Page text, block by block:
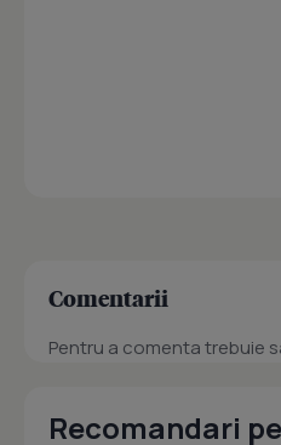
Comentarii
Pentru a comenta trebuie
Recomandari